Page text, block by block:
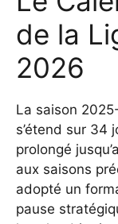
de la
2026
La saison
s’étend sur 34
prolongé
aux saisons
adopté un
pause